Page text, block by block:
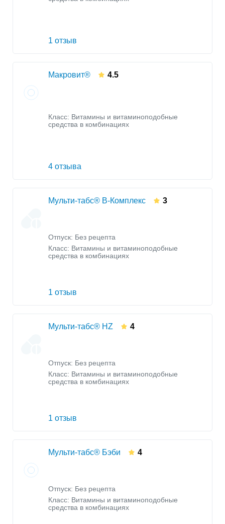
1 отзыв
Макровит® 4.5
Класс: Витамины и витаминоподобные
средства в комбинациях
4 отзыва
Мульти-табс® B-Комплекс 3
Отпуск: Без рецепта
Класс: Витамины и витаминоподобные
средства в комбинациях
1 отзыв
Мульти-табс® HZ 4
Отпуск: Без рецепта
Класс: Витамины и витаминоподобные
средства в комбинациях
1 отзыв
Мульти-табс® Бэби 4
Отпуск: Без рецепта
Класс: Витамины и витаминоподобные
средства в комбинациях